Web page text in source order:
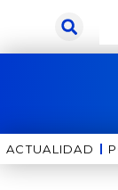
contenido
ACTUALIDAD